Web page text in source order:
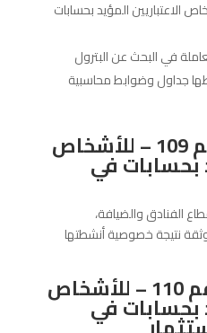
رقم 108 – للأشخاص الاعتباريين المؤيد بحسابات
في البحث عن البترول
جداول وضوابط محاسبية
الإقرار الضريبي رقم 109 – للأشخاص
بحسابات في
الفنادق والضيافة،
نتيجة خصوصية أنشطتها
الإقرار الضريبي رقم 110 – للأشخاص
بحسابات في